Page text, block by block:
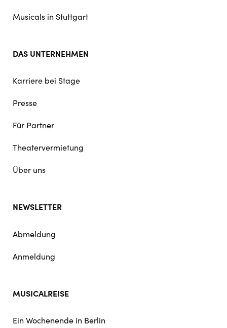
Musicals in Stuttgart
DAS UNTERNEHMEN
Karriere bei Stage
Presse
Für Partner
Theatervermietung
Über uns
NEWSLETTER
Abmeldung
Anmeldung
MUSICALREISE
Ein Wochenende in Berlin